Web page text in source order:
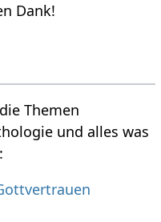
Dank!
Themen
und alles was